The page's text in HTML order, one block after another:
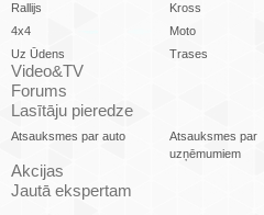
Rallijs Kross
4x4
Moto
Uz Ūdens
Trases
Video&TV
Forums
Lasītāju pieredze
Atsauksmes par auto
Atsauksmes par
uzņēmumiem
Akcijas
Jautā ekspertam